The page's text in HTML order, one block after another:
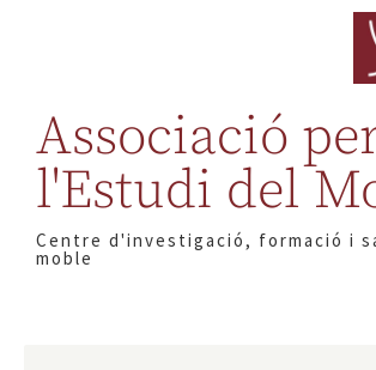
Associació
l'Estudi del
Centre d'investigació, formació i
moble